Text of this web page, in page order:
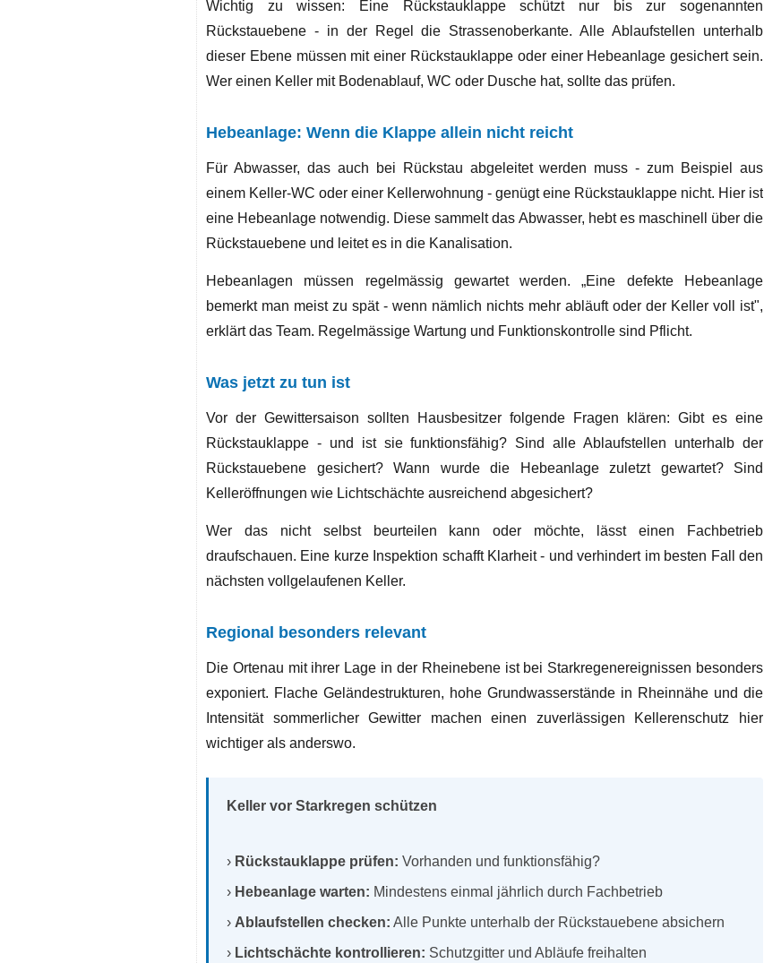
Wichtig zu wissen: Eine Rückstauklappe schützt nur bis zur sogenannten
Rückstauebene - in der Regel die Strassenoberkante. Alle Ablaufstellen unterhalb
dieser Ebene müssen mit einer Rückstauklappe oder einer Hebeanlage gesichert sein.
Wer einen Keller mit Bodenablauf, WC oder Dusche hat, sollte das prüfen.
Hebeanlage: Wenn die Klappe allein nicht reicht
Für Abwasser, das auch bei Rückstau abgeleitet werden muss - zum Beispiel aus
einem Keller-WC oder einer Kellerwohnung - genügt eine Rückstauklappe nicht. Hier ist
eine Hebeanlage notwendig. Diese sammelt das Abwasser, hebt es maschinell über die
Rückstauebene und leitet es in die Kanalisation.
Hebeanlagen müssen regelmässig gewartet werden. „Eine defekte Hebeanlage
bemerkt man meist zu spät - wenn nämlich nichts mehr abläuft oder der Keller voll ist",
erklärt das Team. Regelmässige Wartung und Funktionskontrolle sind Pflicht.
Was jetzt zu tun ist
Vor der Gewittersaison sollten Hausbesitzer folgende Fragen klären: Gibt es eine
Rückstauklappe - und ist sie funktionsfähig? Sind alle Ablaufstellen unterhalb der
Rückstauebene gesichert? Wann wurde die Hebeanlage zuletzt gewartet? Sind
Kelleröffnungen wie Lichtschächte ausreichend abgesichert?
Wer das nicht selbst beurteilen kann oder möchte, lässt einen Fachbetrieb
draufschauen. Eine kurze Inspektion schafft Klarheit - und verhindert im besten Fall den
nächsten vollgelaufenen Keller.
Regional besonders relevant
Die Ortenau mit ihrer Lage in der Rheinebene ist bei Starkregenereignissen besonders
exponiert. Flache Geländestrukturen, hohe Grundwasserstände in Rheinnähe und die
Intensität sommerlicher Gewitter machen einen zuverlässigen Kellerenschutz hier
wichtiger als anderswo.
Keller vor Starkregen schützen
› Rückstauklappe prüfen: Vorhanden und funktionsfähig?
› Hebeanlage warten: Mindestens einmal jährlich durch Fachbetrieb
› Ablaufstellen checken: Alle Punkte unterhalb der Rückstauebene absichern
› Lichtschächte kontrollieren: Schutzgitter und Abläufe freihalten